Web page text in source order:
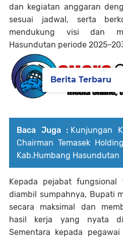
dan kegiatan anggaran
sesuai jadwal, serta
mendukung visi dan
Hasundutan periode
Baca Juga : Kunjungan
Chairman Temasek
Kab.Humbang Hasundutan ​
Kepada pejabat
diambil sumpahnya, Bupati
secara maksimal dan
hasil kerja yang nyata di
Sementara kepada
Berita Terbaru